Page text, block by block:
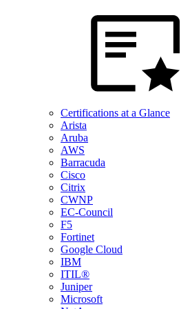
Certifications at a Glance
Arista
Aruba
AWS
Barracuda
Cisco
Citrix
CWNP
EC-Council
F5
Fortinet
Google Cloud
IBM
ITIL®
Juniper
Microsoft